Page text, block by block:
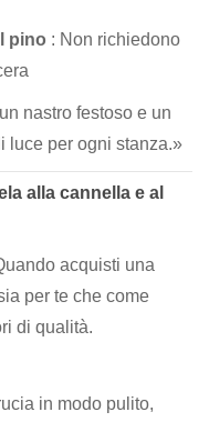
pino : Non richiedono
nastro festoso e un
luce per ogni stanza.»
alla cannella e al
acquisti una
per te che come
di qualità.
in modo pulito,